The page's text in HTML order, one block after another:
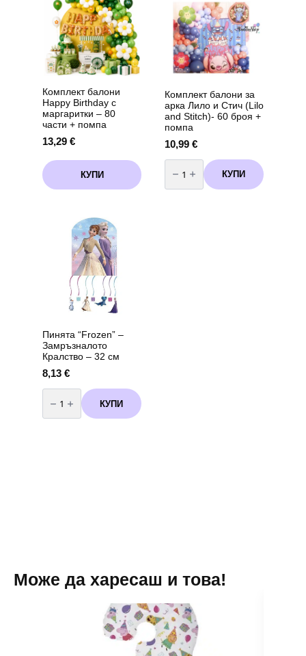
Baby
Shark
см
+
дръжка
Комплект балони
Happy Birthday с
маргаритки – 80
части + помпа
13,29 €
КУПИ
Комплект балони за
арка Лило и Стич (Lilo
and Stitch)- 60 броя +
помпа
10,99 €
количество
за
Комплект
балони
КУПИ
Пинята “Frozen” –
Замръзналото
Кралство – 32 см
8,13 €
количество
за
Пинята
“Frozen”
КУПИ
Може да харесаш и това!